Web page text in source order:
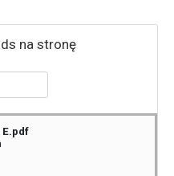
na stronę
E.pdf